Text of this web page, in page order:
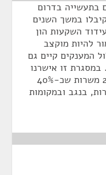
בתעשייה בדרום
במשך השנים
השקעות הון
להיות מוקצב
המענקים קיים גם
זו אישרנו
סך הכל כ-92 מפעלים והגדלה של 2,100 משרות שכ-40%
בנגב ובמקומות